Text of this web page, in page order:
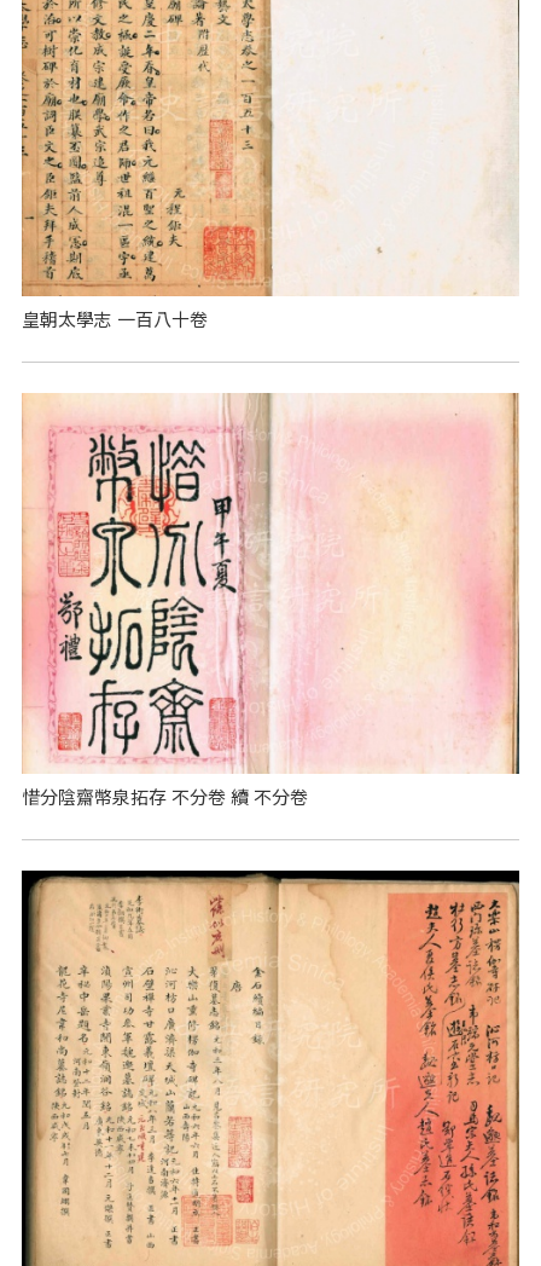
皇朝太學志 一百八十卷
惜分陰齋幣泉拓存 不分卷 續 不分卷